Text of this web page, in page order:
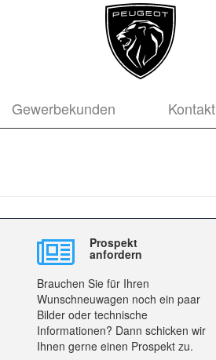
Gewerbekunden Kontakt
Prospekt
anfordern
Brauchen Sie für Ihren
Wunschneuwagen noch ein paar
Bilder oder technische
Informationen? Dann schicken wir
Ihnen gerne einen Prospekt zu.